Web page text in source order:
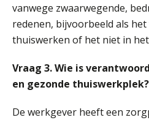
vanwege zwaarwegende,
redenen, bijvoorbeeld als
thuiswerken of het niet in
Vraag 3. Wie is
en gezonde thuiswerkplek?
De werkgever heeft een